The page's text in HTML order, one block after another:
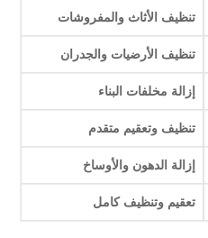
تنظيف الأثاث والمفروشات
تنظيف الأرضيات والجدران
إزالة مخلفات البناء
تنظيف وتعقيم متقدم
إزالة الدهون والأوساخ
تعقيم وتنظيف كامل